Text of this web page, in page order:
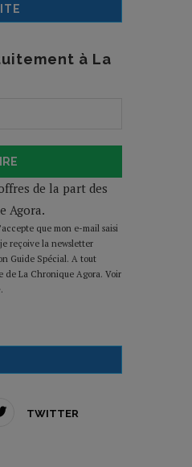
à La
de la part des
Agora.
que mon e-mail saisi
reçoive la newsletter
Guide Spécial. A tout
de La Chronique Agora. Voir
.
TWITTER